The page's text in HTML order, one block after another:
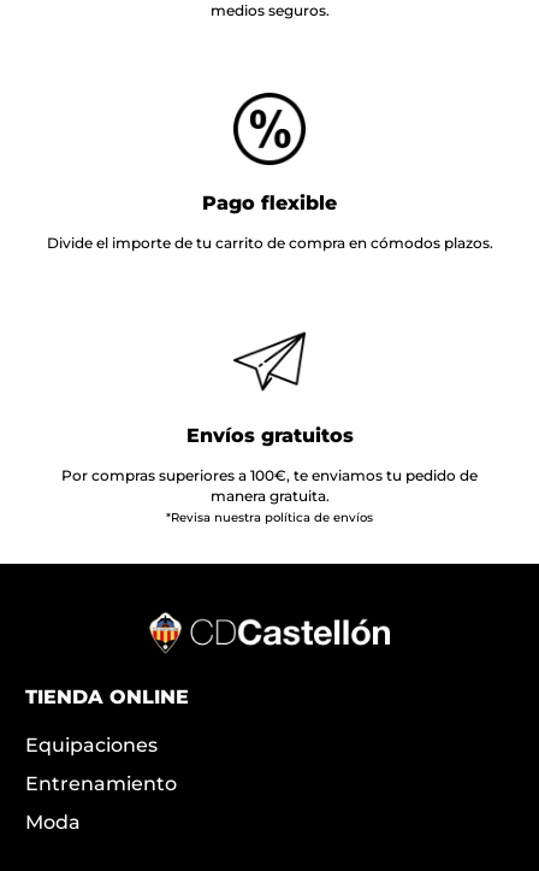
medios seguros.
Pago flexible
Divide el importe de tu carrito de compra en cómodos plazos.
Envíos gratuitos
Por compras superiores a 100€, te enviamos tu pedido de
manera gratuita.
*Revisa nuestra política de envíos
TIENDA ONLINE
Equipaciones
Entrenamiento
Moda